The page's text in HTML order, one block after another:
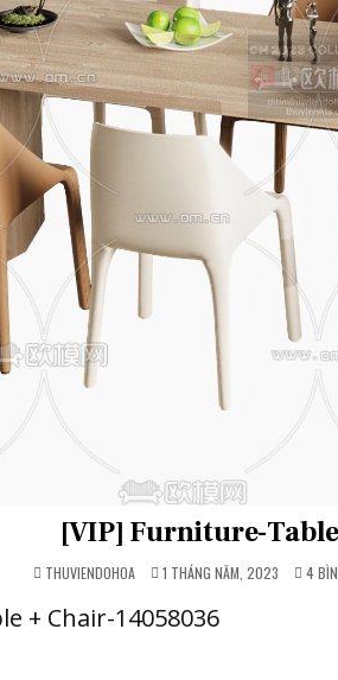
[VIP] Furniture-
THUVIENDOHOA 1 THÁNG NĂM, 2023 4
+ Chair-14058036